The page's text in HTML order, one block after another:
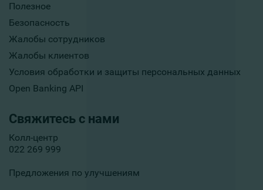
Полезное
Безопасность
Жалобы сотрудников
Жалобы клиентов
Условия обработки и защиты персональных данных
Open Banking API
Свяжитесь с нами
Колл-центр
022 269 999
Предложения по улучшениям